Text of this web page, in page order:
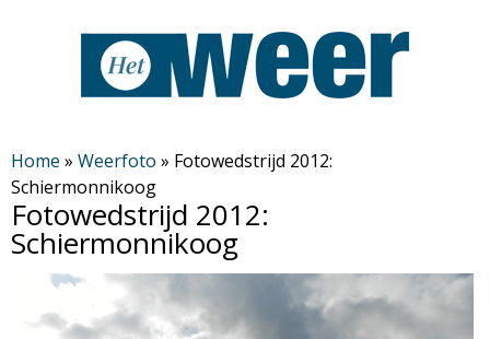
en
naar
algemene
inhoud
gaan
H
e
t
W
Home » Weerfoto » Fotowedstrijd 2012:
Schiermonnikoog
Fotowedstrijd 2012:
Schiermonnikoog